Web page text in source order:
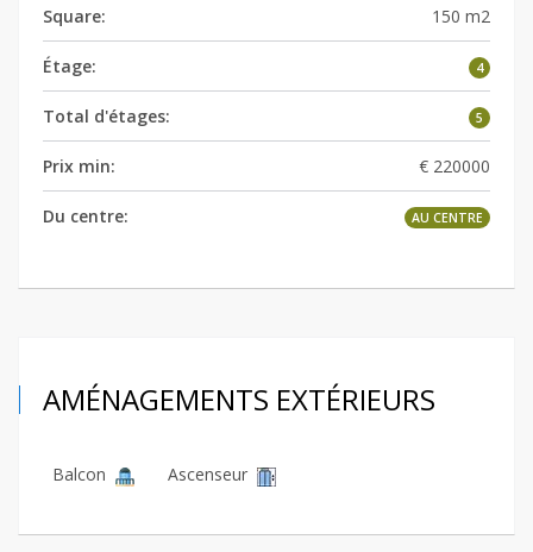
Square: 150 m2
Étage: 4
Total d'étages: 5
Prix min: € 220000
Du centre: AU CENTRE
AMÉNAGEMENTS EXTÉRIEURS
Balcon Ascenseur